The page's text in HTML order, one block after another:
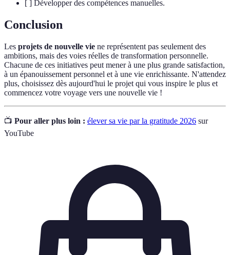
[ ] Développer des compétences manuelles.
Conclusion
Les projets de nouvelle vie ne représentent pas seulement des
ambitions, mais des voies réelles de transformation personnelle.
Chacune de ces initiatives peut mener à une plus grande satisfaction,
à un épanouissement personnel et à une vie enrichissante. N'attendez
plus, choisissez dès aujourd'hui le projet qui vous inspire le plus et
commencez votre voyage vers une nouvelle vie !
📺 Pour aller plus loin : élever sa vie par la gratitude 2026 sur
YouTube